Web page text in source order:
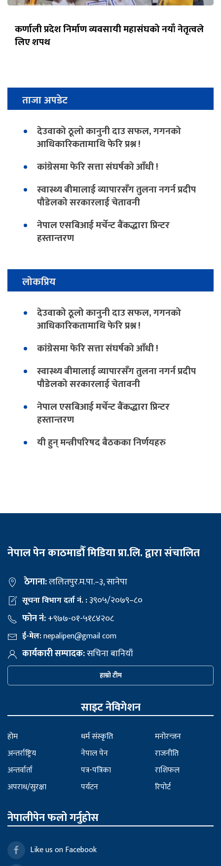
कर्णाली प्रदेश निर्माण व्यवसायी महासंघको नयाँ नेतृत्वले
लिए शपथ
ताजा अपडेट
देउवाको ठूलो कानुनी दाउ सफल, गगनको
आधिकारिकतामाथि फेरि प्रश्न !
कांग्रेसमा फेरि सत्ता संघर्षको आँधी !
स्वास्थ्य बीमालाई व्यापारसँग तुलना नगर्न प्रदीप
पौडेलको सरकारलाई चेतावनी
नेपाल एसबिआई मर्चेन्ट बैंकद्धारा प्रिन्टर
हस्तान्तरण
लोकप्रिय
देउवाको ठूलो कानुनी दाउ सफल, गगनको
आधिकारिकतामाथि फेरि प्रश्न !
कांग्रेसमा फेरि सत्ता संघर्षको आँधी !
स्वास्थ्य बीमालाई व्यापारसँग तुलना नगर्न प्रदीप
पौडेलको सरकारलाई चेतावनी
नेपाल एसबिआई मर्चेन्ट बैंकद्धारा प्रिन्टर
हस्तान्तरण
यी हुन् मन्त्रीपरिषद बैठकका निर्णयहरु
नेपाल पेन काठमाडौँ मिडिया प्रा.लि. द्वारा संचालित
ठेगाना:ललितपुर.म.पा.–३, सानेपा
सूचना विभाग दर्ता नं. :३९०५/२०७९–८०
फोन नं:+९७७-०१-५१८४२०८
ई-मेल:nepalipen@gmail com
कार्यकारी सम्पादक:सचिना बानियाँ
हाम्रो टीम
साइट नेविगेशन
होम
अन्तर्राष्ट्रिय
अन्तर्वार्ता
अपराध/सुरक्षा
धर्म संस्कृति
नेपाल पेन
पत्र-पत्रिका
पर्यटन
मनोरन्जन
राजनीति
राशिफल
रिपोर्ट
नेपालीपेन फलो गर्नुहोस
Like us on Facebook